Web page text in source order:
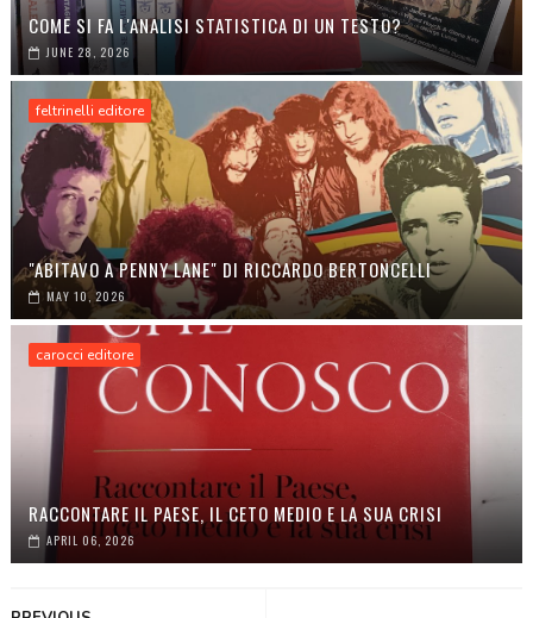
COME SI FA L'ANALISI STATISTICA DI UN TESTO?
JUNE 28, 2026
feltrinelli editore
"ABITAVO A PENNY LANE" DI RICCARDO BERTONCELLI
MAY 10, 2026
carocci editore
RACCONTARE IL PAESE, IL CETO MEDIO E LA SUA CRISI
APRIL 06, 2026